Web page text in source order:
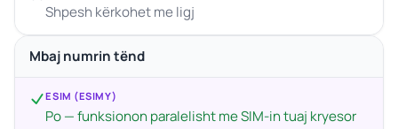
Shpesh kërkohet me ligj
Mbaj numrin tënd
ESIM (ESIMY)
Po — funksionon paralelisht me SIM-in tuaj kryesor